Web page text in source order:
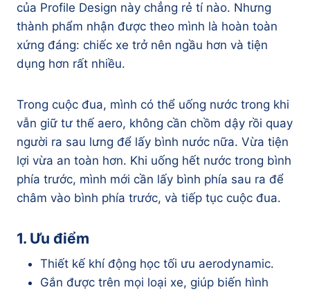
của Profile Design này chẳng rẻ tí nào. Nhưng
thành phẩm nhận được theo mình là hoàn toàn
xứng đáng: chiếc xe trở nên ngầu hơn và tiện
dụng hơn rất nhiều.
Trong cuộc đua, mình có thể uống nước trong khi
vẫn giữ tư thế aero, không cần chồm dậy rồi quay
người ra sau lưng để lấy bình nước nữa. Vừa tiện
lợi vừa an toàn hơn. Khi uống hết nước trong bình
phía trước, mình mới cần lấy bình phía sau ra để
châm vào bình phía trước, và tiếp tục cuộc đua.
1. Ưu điểm
Thiết kế khí động học tối ưu aerodynamic.
Gắn được trên mọi loại xe, giúp biến hình